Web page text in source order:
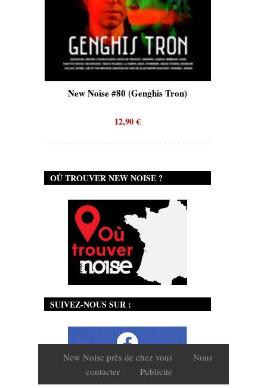
New Noise #80 (Genghis Tron)
12,90€
OÙ TROUVER NEW NOISE ?
SUIVEZ-NOUS SUR :
New Noise près de chez vous
Nous
contacter
Publicité